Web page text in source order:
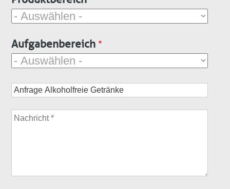
Aufgabenbereich
Betreff
Nachricht